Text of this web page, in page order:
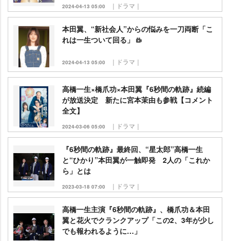
2024-04-13 05:00 ｜ドラマ｜
本田翼、“新社会人”からの悩みを一刀両断「こ
れは一生ついて回る」
2024-04-13 05:00 ｜ドラマ｜
高橋一生×橋爪功×本田翼『6秒間の軌跡』続編
が放送決定 新たに宮本茉由も参戦【コメント
全文】
2024-03-06 05:00 ｜ドラマ｜
『6秒間の軌跡』最終回、“星太郎”高橋一生
と“ひかり”本田翼が一触即発 2人の「これか
ら」とは
2023-03-18 07:00 ｜ドラマ｜
高橋一生主演『6秒間の軌跡』、橋爪功＆本田
翼と花火でクランクアップ「この2、3年が少し
でも報われるように…」